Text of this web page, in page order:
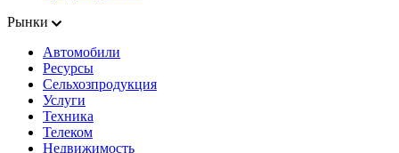
Рынки
Автомобили
Ресурсы
Сельхозпродукция
Услуги
Техника
Телеком
Недвижимость